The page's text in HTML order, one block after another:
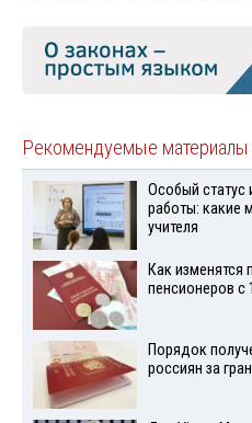
Рекомендуемые материалы
Особый статус
работы: какие
учителя
Как изменятся
пенсионеров с
Порядок
россиян за